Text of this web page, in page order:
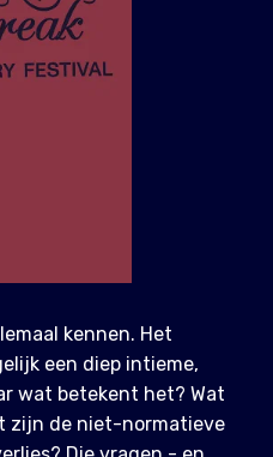
kennen. Het
een diep intieme,
wat betekent het? Wat
zijn de niet-normatieve